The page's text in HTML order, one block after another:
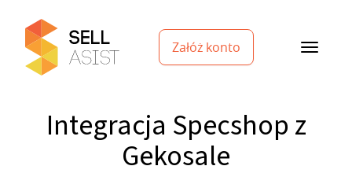
Załóż konto
Integracja Specshop z
Gekosale